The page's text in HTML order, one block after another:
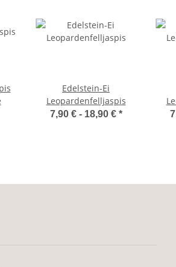
Edelstein-Ei
Leopardenfelljaspis
7,90 € - 18,90 € *